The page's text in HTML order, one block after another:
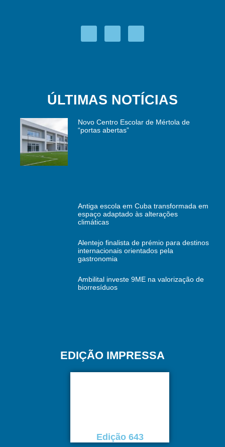
ÚLTIMAS NOTÍCIAS
Novo Centro Escolar de Mértola de
“portas abertas”
Antiga escola em Cuba transformada em
espaço adaptado às alterações
climáticas
Alentejo finalista de prémio para destinos
internacionais orientados pela
gastronomia
Ambilital investe 9ME na valorização de
biorresíduos
EDIÇÃO IMPRESSA
Edição 643